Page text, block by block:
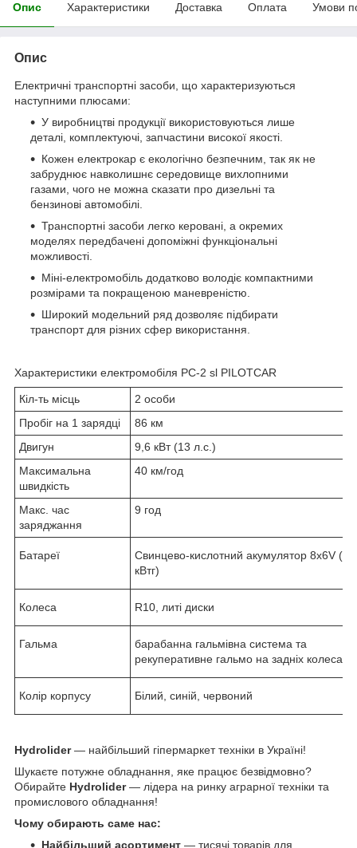
Опис Характеристики Доставка Оплата Умови
Опис
Електричні транспортні засоби, що характеризуються
наступними плюсами:
У виробництві продукції використовуються лише
деталі, комплектуючі, запчастини високої якості.
Кожен електрокар є екологічно безпечним, так як не
забруднює навколишнє середовище вихлопними
газами, чого не можна сказати про дизельні та
бензинові автомобілі.
Транспортні засоби легко керовані, а окремих
моделях передбачені допоміжні функціональні
можливості.
Міні-електромобіль додатково володіє компактними
розмірами та покращеною маневреністю.
Широкий модельний ряд дозволяє підбирати
транспорт для різних сфер використання.
Характеристики електромобіля PC-2 sl PILOTCAR
Кіл-ть місць
2 особи
Пробіг на 1 зарядці
86 км
Двигун
9,6 кВт (13 л.с.)
Максимальна
швидкість
40 км/год
Макс. час
заряджання
9 год
Батареї
Свинцево-кислотний акумулятор 8x6V
кВтг)
Колеса R10, литі диски
Гальма
барабанна гальмівна система та
рекуперативне гальмо на задніх колесах
Колір корпусу Білий, синій, червоний
Hydrolider— найбільший гіпермаркет техніки в Україні!
Шукаєте потужне обладнання, яке працює безвідмовно?
Обирайте Hydrolider— лідера на ринку аграрної техніки та
промислового обладнання!
Чому обирають саме нас:
Найбільший асортимент — тисячі товарів для